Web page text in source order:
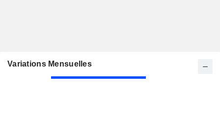
Variations Mensuelles